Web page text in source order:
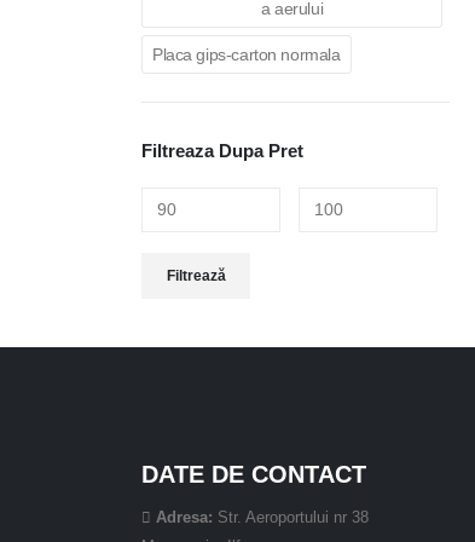
a aerului
Placa gips-carton normala
Filtreaza Dupa Pret
Filtrează
DATE DE CONTACT
Adresa: Str. Aeroportului nr 38